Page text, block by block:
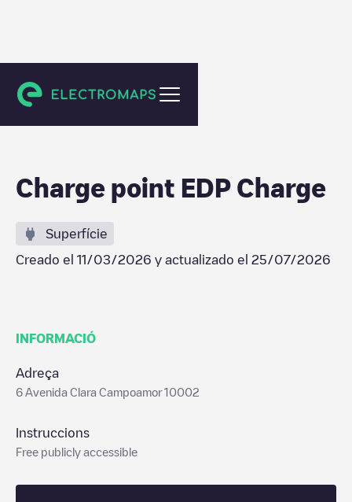
Cáceres
Charge point EDP Charge
Superfície
Creado el 11/03/2026 y actualizado el 25/07/2026
INFORMACIÓ
Adreça
6 Avenida Clara Campoamor 10002
Instruccions
Free publicly accessible